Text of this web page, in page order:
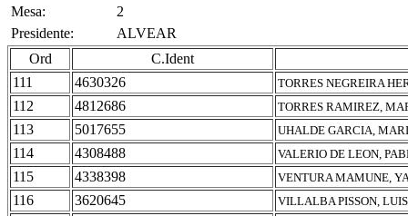
Mesa:
2
Presidente:
ALVEAR
Ord
C.Ident
111
4630326 TORRES NEGREIRA
112 4812686 TORRES RAMIREZ,
113 5017655 UHALDE GARCIA,
114 4308488 VALERIO DE LEON,
115 4338398 VENTURA MAMUNE,
116 3620645 VILLALBA PISSON,